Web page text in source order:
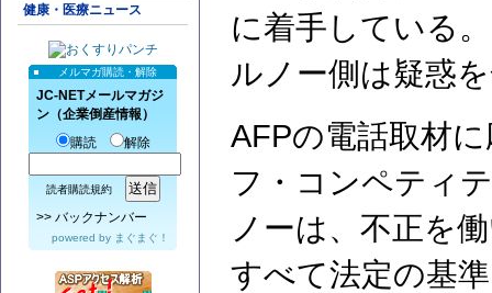
健康・医療ニュース
メルマガ購読・解除
JC-NETメールマガジ
ン（企業倒産情報）
購読
解除
読者購読規約
>> バックナンバー
powered by まぐまぐ！
に着手している。
ルノー側は疑惑
AFPの電話取材
フ・コンペティ
ノーは、不正を
すべて法定の基